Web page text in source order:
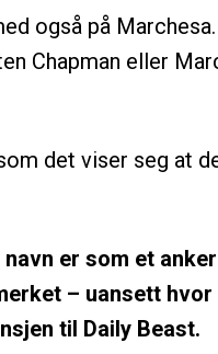
også på Marchesa.
Chapman eller
det viser seg at
er som et
– uansett hvor
til Daily Beast.